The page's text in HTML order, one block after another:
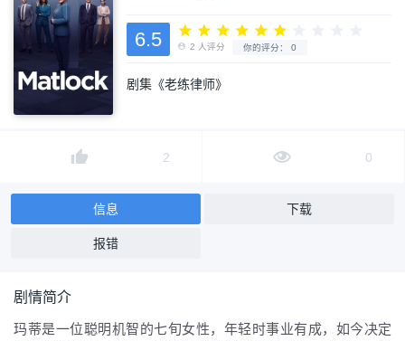
6.5
剧集《老练律师》
2 0
信息 下载
报错
剧情简介
玛蒂是一位聪明机智的七旬女性，年轻时事业有成，如今决定